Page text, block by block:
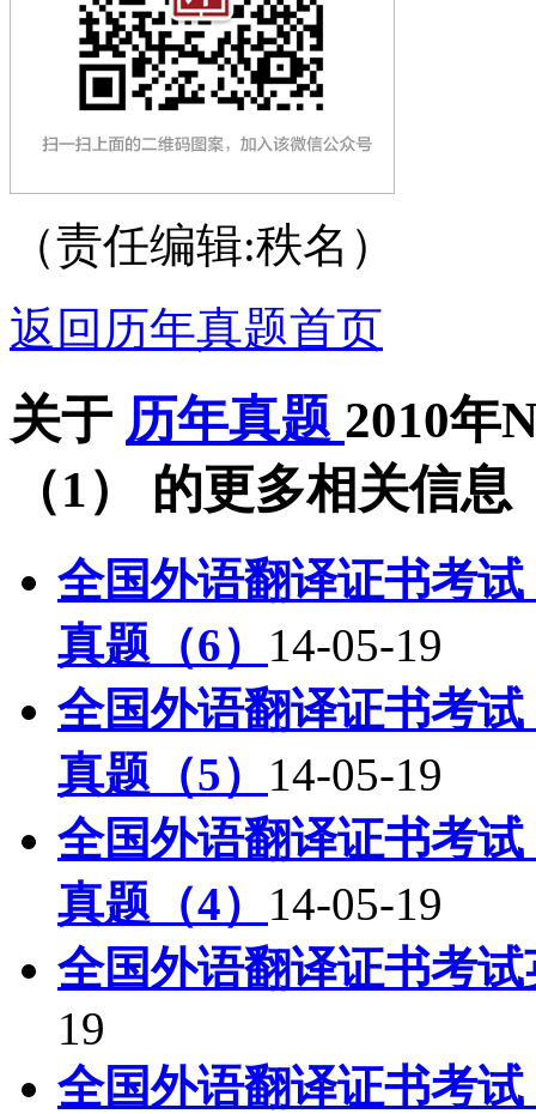
（责任编辑:秩名）
返回历年真题首页
关于 历年真题 2010年
（1）
的更多相关信息
全国外语翻译证书考
真题（6） 14-05-19
全国外语翻译证书考
真题（5） 14-05-19
全国外语翻译证书考
真题（4） 14-05-19
全国外语翻译证书考
19
全国外语翻译证书考